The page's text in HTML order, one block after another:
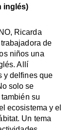
inglés)
Ricarda
de
niños una
Allí
y delfines que
solo se
su
ecosistema y el
Un tema